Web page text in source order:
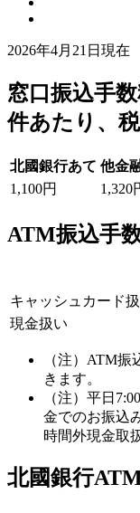
2026年4月21日現在
窓口振込手
件あたり、税
北國銀行あて 他金
1,100円
1,320
ATM振込手
キャッシュカード
現金扱い
（注）ATM
きます。
（注）平日
金でのお振込
時間外現金取
北國銀行